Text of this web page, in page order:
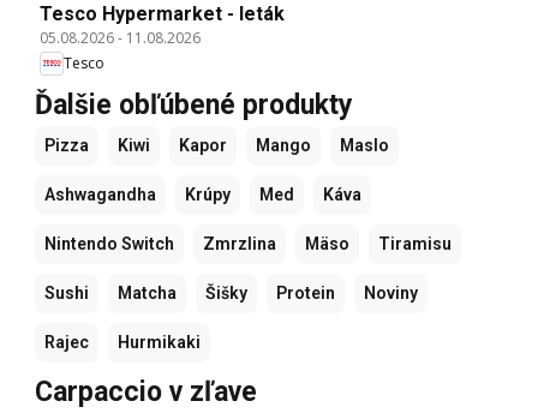
Tesco Hypermarket - leták
05.08.2026- 11.08.2026
Tesco
Ďalšie obľúbené produkty
Pizza Kiwi Kapor Mango Maslo
Ashwagandha Krúpy Med Káva
Nintendo Switch Zmrzlina Mäso Tiramisu
Sushi Matcha Šišky Protein Noviny
Rajec Hurmikaki
Carpaccio v zľave